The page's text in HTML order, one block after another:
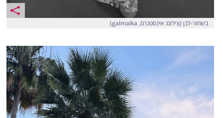
בשחור-לבן (צילום: אינסטגרם, galmalka)